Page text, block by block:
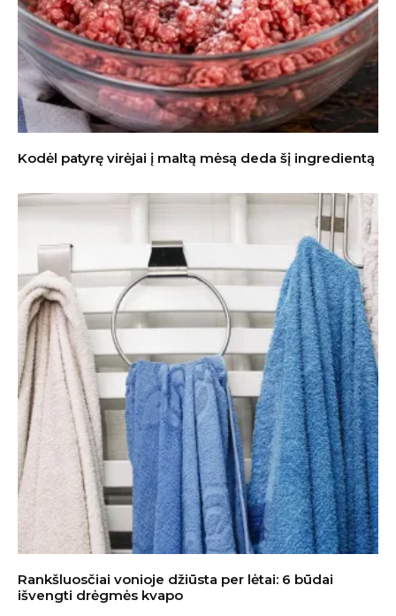
Kodėl patyrę virėjai į maltą mėsą deda šį ingredientą
Rankšluosčiai vonioje džiūsta per lėtai: 6 būdai
išvengti drėgmės kvapo